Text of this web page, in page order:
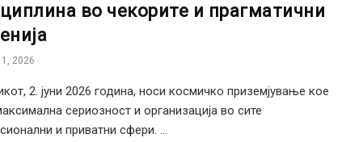
во чекорите и прагматични
2026
2. јуни 2026 година, носи космичко приземјување кое
сериозност и организација во сите
и приватни сфери. ...